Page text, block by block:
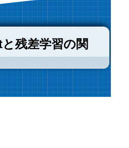
残差学習の関